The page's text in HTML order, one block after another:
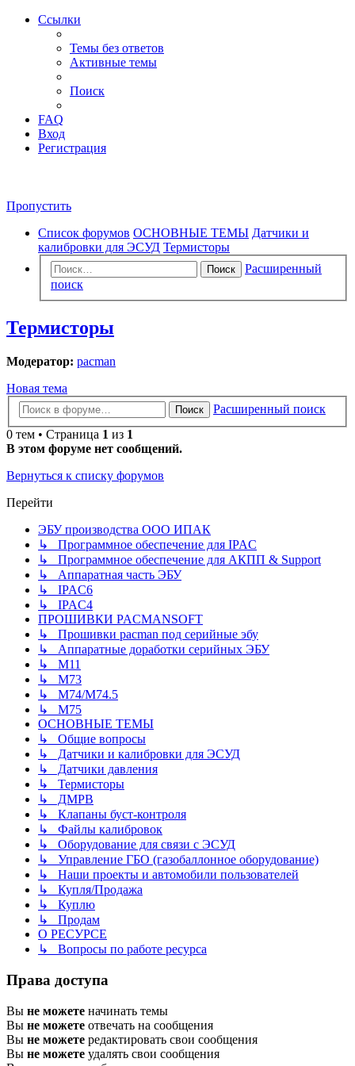
Ссылки
Темы без ответов
Активные темы
Поиск
FAQ
Вход
Регистрация
Пропустить
Список форумов ОСНОВНЫЕ ТЕМЫ Датчики и
калибровки для ЭСУД Термисторы
Поиск
Расширенный
поиск
Термисторы
Модератор: pacman
Новая тема
Поиск
Расширенный поиск
0 тем • Страница 1 из 1
В этом форуме нет сообщений.
Вернуться к списку форумов
Перейти
ЭБУ производства ООО ИПАК
↳ Программное обеспечение для IPAC
↳ Программное обеспечение для АКПП & Support
↳ Аппаратная часть ЭБУ
↳ IPAC6
↳ IPAC4
ПРОШИВКИ PACMANSOFT
↳ Прошивки pacman под серийные эбу
↳ Аппаратные доработки серийных ЭБУ
↳ M11
↳ М73
↳ М74/М74.5
↳ M75
ОСНОВНЫЕ ТЕМЫ
↳ Общие вопросы
↳ Датчики и калибровки для ЭСУД
↳ Датчики давления
↳ Термисторы
↳ ДМРВ
↳ Клапаны буст-контроля
↳ Файлы калибровок
↳ Оборудование для связи с ЭСУД
↳ Управление ГБО (газобаллонное оборудование)
↳ Наши проекты и автомобили пользователей
↳ Купля/Продажа
↳ Куплю
↳ Продам
О РЕСУРСЕ
↳ Вопросы по работе ресурса
Права доступа
Вы не можете начинать темы
Вы не можете отвечать на сообщения
Вы не можете редактировать свои сообщения
Вы не можете удалять свои сообщения